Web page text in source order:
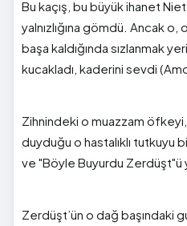
Bu kaçış, bu büyük ihanet
yalnızlığına gömdü. Ancak o,
başa kaldığında sızlanmak
kucakladı, kaderini sevdi
Zihnindeki o muazzam öfkeyi,
duyduğu o hastalıklı tutkuyu
ve "Böyle Buyurdu Zerdüşt"ü
Zerdüşt’ün o dağ başındaki